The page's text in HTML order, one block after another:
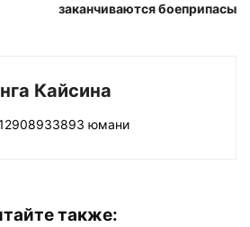
заканчиваются боеприпасы
Кайсина
юмани
также: